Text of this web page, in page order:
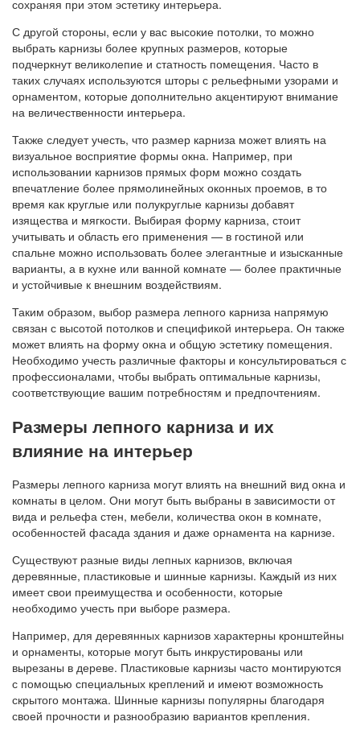
сохраняя при этом эстетику интерьера.
С другой стороны, если у вас высокие потолки, то можно
выбрать карнизы более крупных размеров, которые
подчеркнут великолепие и статность помещения. Часто в
таких случаях используются шторы с рельефными узорами и
орнаментом, которые дополнительно акцентируют внимание
на величественности интерьера.
Также следует учесть, что размер карниза может влиять на
визуальное восприятие формы окна. Например, при
использовании карнизов прямых форм можно создать
впечатление более прямолинейных оконных проемов, в то
время как круглые или полукруглые карнизы добавят
изящества и мягкости. Выбирая форму карниза, стоит
учитывать и область его применения — в гостиной или
спальне можно использовать более элегантные и изысканные
варианты, а в кухне или ванной комнате — более практичные
и устойчивые к внешним воздействиям.
Таким образом, выбор размера лепного карниза напрямую
связан с высотой потолков и спецификой интерьера. Он также
может влиять на форму окна и общую эстетику помещения.
Необходимо учесть различные факторы и консультироваться с
профессионалами, чтобы выбрать оптимальные карнизы,
соответствующие вашим потребностям и предпочтениям.
Размеры лепного карниза и их
влияние на интерьер
Размеры лепного карниза могут влиять на внешний вид окна и
комнаты в целом. Они могут быть выбраны в зависимости от
вида и рельефа стен, мебели, количества окон в комнате,
особенностей фасада здания и даже орнамента на карнизе.
Существуют разные виды лепных карнизов, включая
деревянные, пластиковые и шинные карнизы. Каждый из них
имеет свои преимущества и особенности, которые
необходимо учесть при выборе размера.
Например, для деревянных карнизов характерны кронштейны
и орнаменты, которые могут быть инкрустированы или
вырезаны в дереве. Пластиковые карнизы часто монтируются
с помощью специальных креплений и имеют возможность
скрытого монтажа. Шинные карнизы популярны благодаря
своей прочности и разнообразию вариантов крепления.